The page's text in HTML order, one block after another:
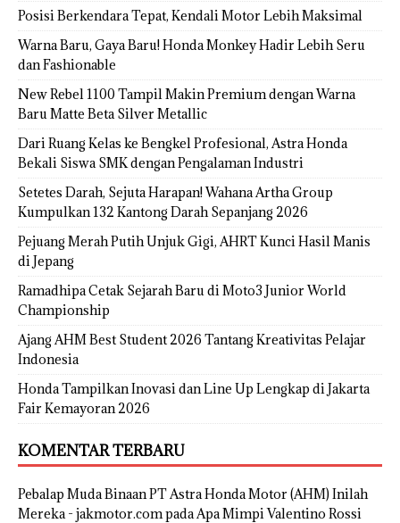
Posisi Berkendara Tepat, Kendali Motor Lebih Maksimal
Warna Baru, Gaya Baru! Honda Monkey Hadir Lebih Seru
dan Fashionable
New Rebel 1100 Tampil Makin Premium dengan Warna
Baru Matte Beta Silver Metallic
Dari Ruang Kelas ke Bengkel Profesional, Astra Honda
Bekali Siswa SMK dengan Pengalaman Industri
Setetes Darah, Sejuta Harapan! Wahana Artha Group
Kumpulkan 132 Kantong Darah Sepanjang 2026
Pejuang Merah Putih Unjuk Gigi, AHRT Kunci Hasil Manis
di Jepang
Ramadhipa Cetak Sejarah Baru di Moto3 Junior World
Championship
Ajang AHM Best Student 2026 Tantang Kreativitas Pelajar
Indonesia
Honda Tampilkan Inovasi dan Line Up Lengkap di Jakarta
Fair Kemayoran 2026
KOMENTAR TERBARU
Pebalap Muda Binaan PT Astra Honda Motor (AHM) Inilah
Mereka - jakmotor.compadaApa Mimpi Valentino Rossi